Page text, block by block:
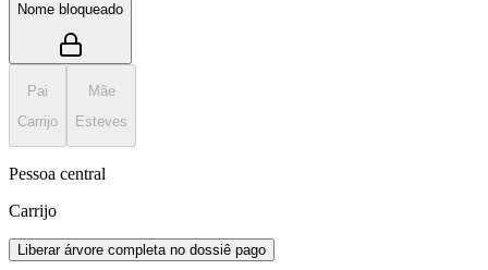
Nome bloqueado
Pai
Carrijo
Mãe
Esteves
Pessoa central
Carrijo
Liberar árvore completa no dossiê pago